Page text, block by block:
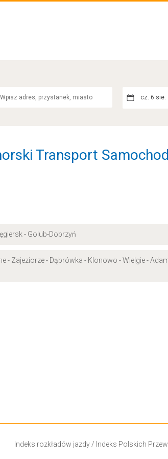
cz. 6 sie.
Transport
- Golub-Dobrzyń
- Zajeziorze - Dąbrówka - Klonowo - Wielgie -
Indeks rozkładów jazdy/ Indeks Polskich